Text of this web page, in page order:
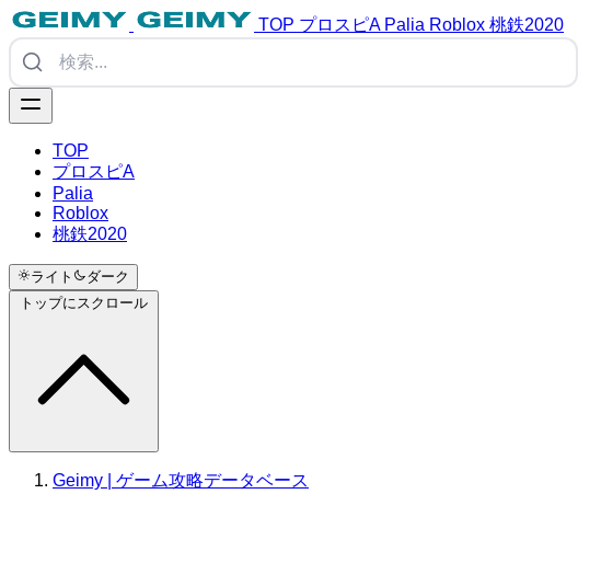
TOP プロスピA Palia Roblox 桃鉄2020
TOP
プロスピA
Palia
Roblox
桃鉄2020
ライト
ダーク
トップにスクロール
Geimy | ゲーム攻略データベース